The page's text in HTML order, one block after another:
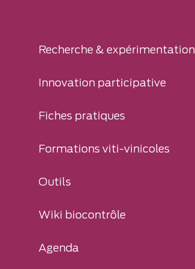
Recherche & expérimentation
Innovation participative
Fiches pratiques
Formations viti-vinicoles
Outils
Wiki biocontrôle
Agenda